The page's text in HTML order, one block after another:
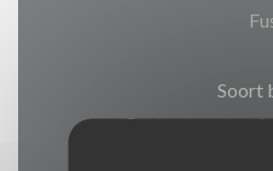
Soort
Restaurant